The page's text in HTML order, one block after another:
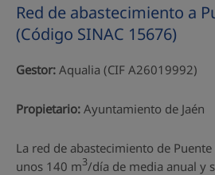
Red de abastecimiento a
(Código SINAC 15676)
Gestor: Aqualia (CIF A26019992)
Propietario: Ayuntamiento de Jaén
La red de abastecimiento de
unos 140 m3/día de media anual y